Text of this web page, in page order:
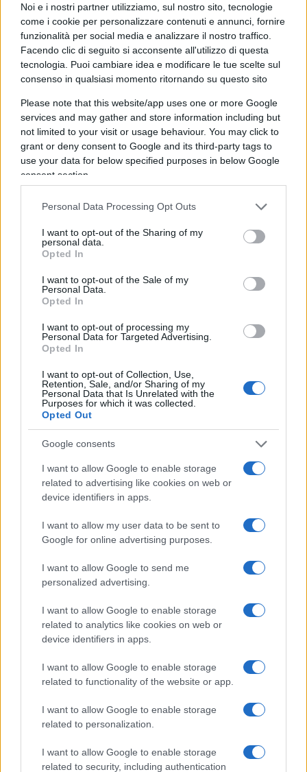
Noi e i nostri partner utilizziamo, sul nostro sito, tecnologie
come i cookie per personalizzare contenuti e annunci, fornire
funzionalità per social media e analizzare il nostro traffico.
Facendo clic di seguito si acconsente all'utilizzo di questa
tecnologia. Puoi cambiare idea e modificare le tue scelte sul
consenso in qualsiasi momento ritornando su questo sito
Please note that this website/app uses one or more Google
services and may gather and store information including but
not limited to your visit or usage behaviour. You may click to
grant or deny consent to Google and its third-party tags to
use your data for below specified purposes in below Google
consent section.
Personal Data Processing Opt Outs
I want to opt-out of the Sharing of my
personal data.
Opted In
I want to opt-out of the Sale of my
Personal Data.
Opted In
I want to opt-out of processing my
Personal Data for Targeted Advertising.
Opted In
I want to opt-out of Collection, Use,
Retention, Sale, and/or Sharing of my
Personal Data that Is Unrelated with the
Purposes for which it was collected.
Opted Out
Google consents
I want to allow Google to enable storage
related to advertising like cookies on web or
device identifiers in apps.
I want to allow my user data to be sent to
Google for online advertising purposes.
I want to allow Google to send me
personalized advertising.
I want to allow Google to enable storage
related to analytics like cookies on web or
device identifiers in apps.
I want to allow Google to enable storage
related to functionality of the website or app.
I want to allow Google to enable storage
related to personalization.
I want to allow Google to enable storage
related to security, including authentication
sarebbe – la signora Birmingham prende il suo
telefono e registra.
Dopodiché, come raccontano i due giornalisti,
gradino il pianto diventa più forte.Tra lei e il
figlio c’è una porta. Dal lato del bambino è
chiusa. La struttura parlerà di «motivi di
sicurezza». La madre arriva alla stanza. Il piccolo
la sente, la riconosce, la chiama: «Mummy,
mummy». Lei prova subito a rassicurarlo con una
un’educatrice. Catherine si rivolge a lei e dice
quello che sta vedendo: «Ha paura, ha sei anni.
Dobbiamo uscire da questo posto». Il bambino
non smette”.
Ovviamente, per chi segue come noi questa
drammatica vicenda sin dall’inizio, non si stenta a
credere alla veridicità di questostraziante
episodio,che fa il paio con quello dell’altrettanto
straziante distacco dai suoi imposto alla madre il
6 marzo scorso.
Nel frattempo, mentre stiamo per chiudere questo
dell’Aquila, Sezione minorile, ha rigettato il ricorso
presentato dai legali della coppia anglo-
australiana, dichiarando anche la legittimità
dell’allontanamento della madre dalla casa
famiglia e confermando, perciò, che con la
giustizia italiana c’è veramente poco da scherzare,
sebbene in questo caso i più autorevoli esperti
della materia, tra cui la Garante nazionale
dell’infanzia e dell’adolescenza, abbiano da tempo
ciò che le autorità locali hanno messo in atto nei
confronti di queste pacifiche persone.
Evidentemente, come volevasi dimostrare, per
questi poveretti non c’è proprio un giudice a